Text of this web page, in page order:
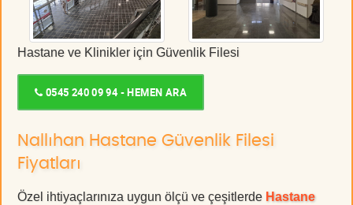
Hastane ve Klinikler için Güvenlik Filesi
0545 240 09 94 - HEMEN ARA
Nallıhan Hastane Güvenlik Filesi
Fiyatları
Özel ihtiyaçlarınıza uygun ölçü ve çeşitlerde Hastane